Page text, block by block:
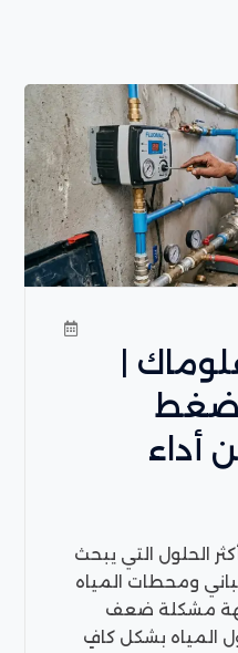
|
ضغط
أداء
الحلول التي يبحث
ومحطات المياه
مشكلة ضعف
المياه بشكل كافٍ